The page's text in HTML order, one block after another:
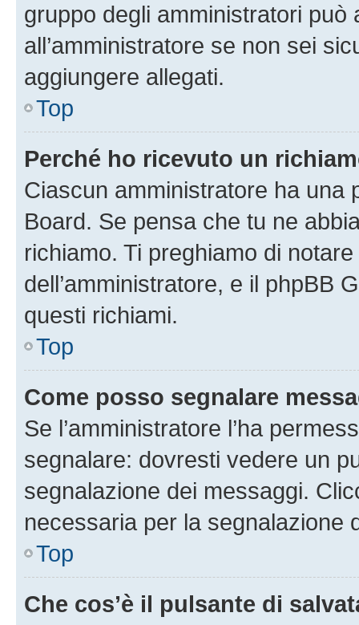
gruppo degli amministratori può
all’amministratore se non sei
aggiungere allegati.
Top
Perché ho ricevuto un
Ciascun amministratore ha una
Board. Se pensa che tu ne
richiamo. Ti preghiamo di
dell’amministratore, e il phpBB
questi richiami.
Top
Come posso segnalare
Se l’amministratore l’ha
segnalare: dovresti vedere un
segnalazione dei messaggi.
necessaria per la segnalazione
Top
Che cos’è il pulsante di